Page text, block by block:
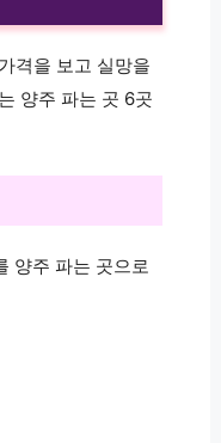
격을 보고 실망을
양주 파는 곳 6곳
양주 파는 곳으로